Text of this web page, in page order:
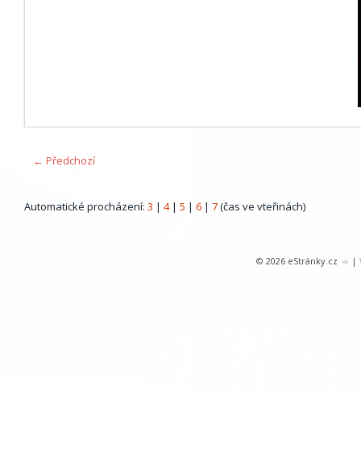
← Předchozí
Automatické procházení: 3 | 4| 5 | 6 | 7(čas ve vteřinách)
© 2026 eStránky.cz |